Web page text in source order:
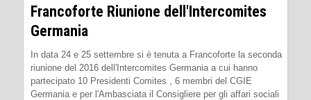
Francoforte Riunione dell'Intercomites
Germania
In data 24 e 25 settembre si è tenuta a Francoforte la seconda
riunione del 2016 dell'Intercomites Germania a cui hanno
partecipato 10 Presidenti Comites , 6 membri del CGIE
Germania e per l'Ambasciata il Consigliere per gli affari sociali